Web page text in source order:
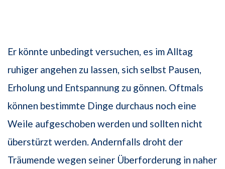
Er könnte unbedingt versuchen, es im Alltag
ruhiger angehen zu lassen, sich selbst Pausen,
Erholung und Entspannung zu gönnen. Oftmals
können bestimmte Dinge durchaus noch eine
Weile aufgeschoben werden und sollten nicht
überstürzt werden. Andernfalls droht der
Träumende wegen seiner Überforderung in naher